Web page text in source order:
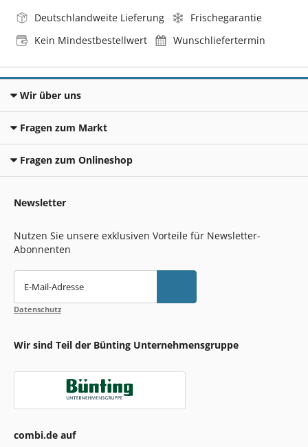
Deutschlandweite Lieferung
Frischegarantie
Kein Mindestbestellwert
Wunschliefertermin
Wir über uns
Fragen zum Markt
Fragen zum Onlineshop
Newsletter
Nutzen Sie unsere exklusiven Vorteile für Newsletter-
Abonnenten
E-Mail-Adresse
Datenschutz
Wir sind Teil der Bünting Unternehmensgruppe
combi.de auf